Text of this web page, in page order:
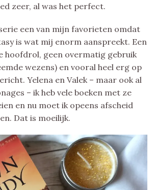
zeer, al was het perfect.
een van mijn favorieten omdat
is wat mij enorm aanspreekt. Een
hoofdrol, geen overmatig gebruik
wezens) en vooral heel erg op
Yelena en Valek – maar ook al
– ik heb vele boeken met ze
en nu moet ik opeens afscheid
Dat is moeilijk.